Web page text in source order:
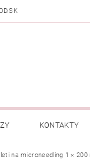
KONTAKTY
na microneedling 1 × 200